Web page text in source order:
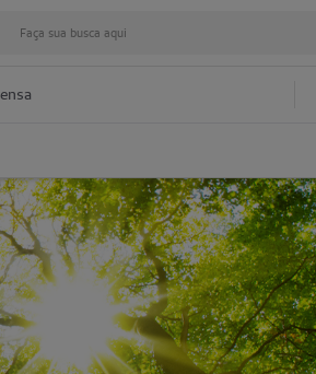
Faça sua busca aqui